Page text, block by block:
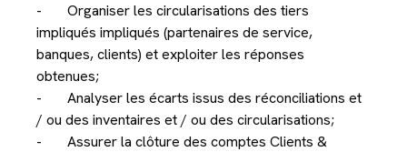
- Organiser les circularisations des tiers
impliqués impliqués (partenaires de service,
banques, clients) et exploiter les réponses
obtenues;
- Analyser les écarts issus des réconciliations et
/ ou des inventaires et / ou des circularisations;
- Assurer la clôture des comptes Clients &